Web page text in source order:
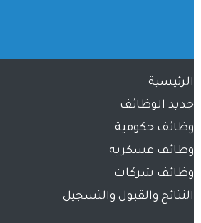
الرئيسية
جديد الوظائف
وظائف حكومية
وظائف عسكرية
وظائف شركات
النتائج والقبول والتسجيل